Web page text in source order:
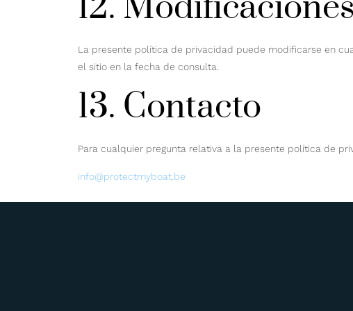
La presente política de privacidad puede modificarse en
el sitio en la fecha de consulta.
13. Contacto
Para cualquier pregunta relativa a la presente política de
info@protectmyboat.be